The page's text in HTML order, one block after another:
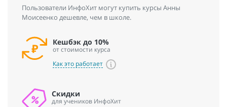
Пользователи ИнфоХит могут купить курсы Анны
Моисеенко дешевле, чем в школе.
Кешбэк до 10%
от стоимости курса
Как это работает
Скидки
для учеников ИнфоХит